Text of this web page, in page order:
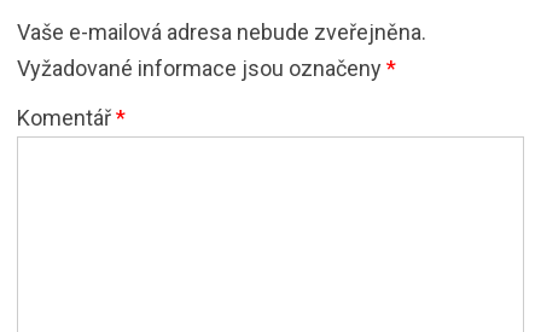
Vaše e-mailová adresa nebude zveřejněna.
Vyžadované informace jsou označeny*
Komentář*